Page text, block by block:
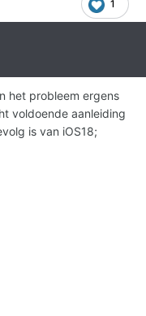
1
het probleem ergens
voldoende aanleiding
is van iOS18;